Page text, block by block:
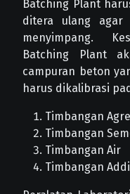
Batching Plant
ditera ulang agar
menyimpang.
Batching Plant
campuran beton
harus dikalibrasi
Timbangan
Timbangan
Timbangan Air
Timbangan